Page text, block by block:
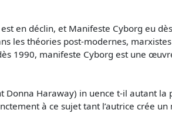
en déclin, et Manifeste Cyborg eu
les théories post-modernes,
1990, manifeste Cyborg est une
Haraway) in uence t-il autant la
à ce sujet tant l’autrice crée